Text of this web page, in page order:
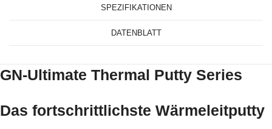
SPEZIFIKATIONEN
DATENBLATT
GN-Ultimate Thermal Putty Series
Das fortschrittlichste Wärmeleitputty